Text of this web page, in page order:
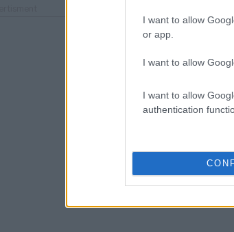
I want to allow
or app.
I want to allow
I want to allow
authentication